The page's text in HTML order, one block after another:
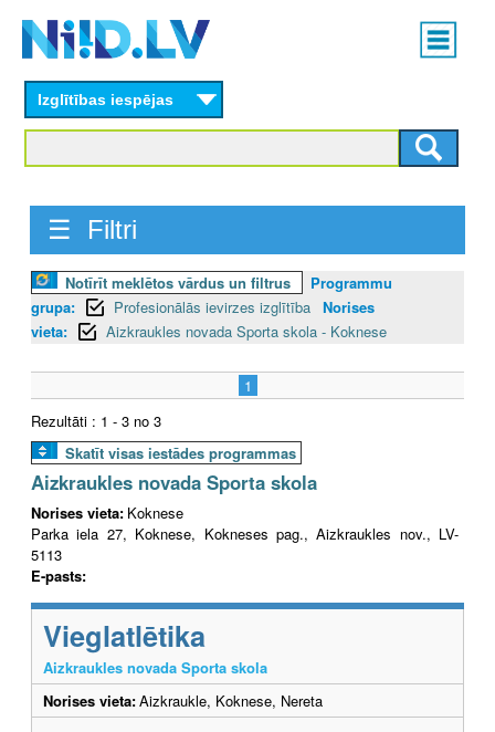
content
Main
menu
Izglītības iespējas
☰ Filtri
Notīrīt meklētos vārdus un filtrus
Programmu
grupa:
Profesionālās ievirzes izglītība Norises
vieta:
Aizkraukles novada Sporta skola - Koknese
1
Rezultāti : 1 - 3 no 3
Skatīt visas iestādes programmas
Aizkraukles novada Sporta skola
Norises vieta: Koknese
Parka iela 27, Koknese, Kokneses pag., Aizkraukles nov., LV-
5113
E-pasts:
Vieglatlētika
Aizkraukles novada Sporta skola
Norises vieta:Aizkraukle, Koknese, Nereta